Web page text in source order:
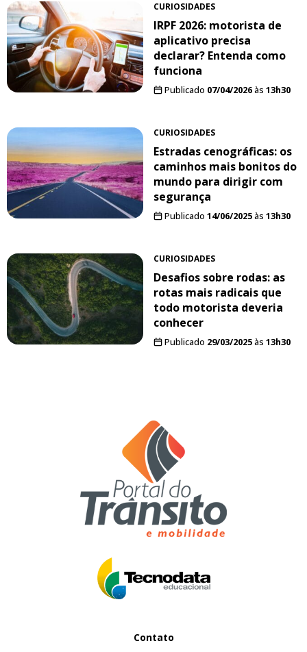
CURIOSIDADES
IRPF 2026: motorista de
aplicativo precisa
declarar? Entenda como
funciona
Publicado 07/04/2026às 13h30
CURIOSIDADES
Estradas cenográficas: os
caminhos mais bonitos do
mundo para dirigir com
segurança
Publicado 14/06/2025às 13h30
CURIOSIDADES
Desafios sobre rodas: as
rotas mais radicais que
todo motorista deveria
conhecer
Publicado 29/03/2025às 13h30
Contato